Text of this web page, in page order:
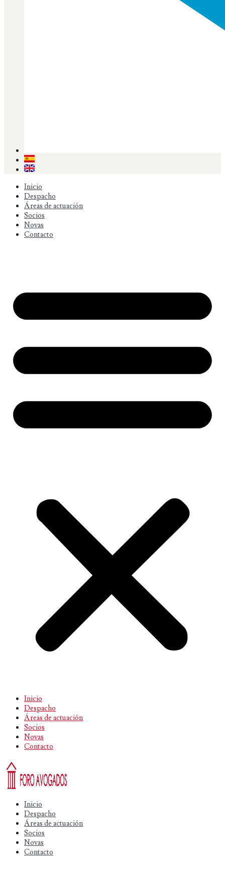
Inicio
Despacho
Áreas de actuación
Socios
Novas
Contacto
Inicio
Despacho
Áreas de actuación
Socios
Novas
Contacto
Inicio
Despacho
Áreas de actuación
Socios
Novas
Contacto